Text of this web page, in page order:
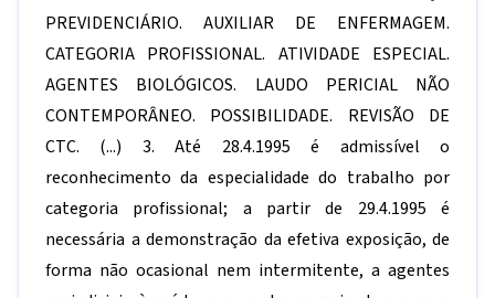
PREVIDENCIÁRIO. AUXILIAR DE ENFERMAGEM.
CATEGORIA PROFISSIONAL. ATIVIDADE ESPECIAL.
AGENTES BIOLÓGICOS. LAUDO PERICIAL NÃO
CONTEMPORÂNEO. POSSIBILIDADE. REVISÃO DE
CTC. (...) 3. Até 28.4.1995 é admissível o
reconhecimento da especialidade do trabalho por
categoria profissional; a partir de 29.4.1995 é
necessária a demonstração da efetiva exposição, de
forma não ocasional nem intermitente, a agentes